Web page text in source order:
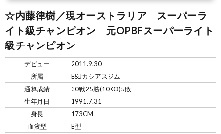
☆内藤律樹／現オーストラリア スーパーラ
イト級チャンピオン 元OPBFスーパーライト
級チャンピオン
デビュー
2011.9.30
所属
E&Jカシアスジム
通算成績
30戦25勝(10KO)5敗
生年月日
1991.7.31
身長
173CM
血液型
B型